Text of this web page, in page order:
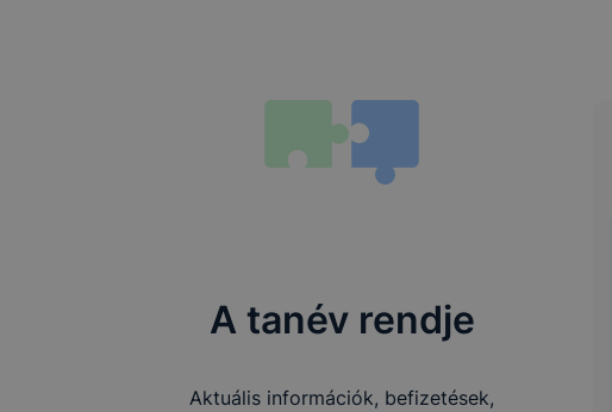
A tanév rendje
Aktuális információk, befizetések,